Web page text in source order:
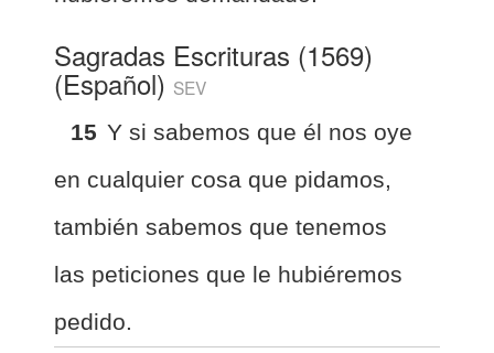
Sagradas Escrituras (1569)
(Español) SEV
15 Y si sabemos que él nos oye
en cualquier cosa que pidamos,
también sabemos que tenemos
las peticiones que le hubiéremos
pedido.